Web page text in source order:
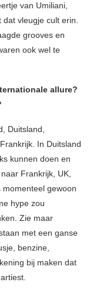
van Umiliani,
dat vleugje cult erin.
grooves en
ook wel te
allure?
Duitsland,
In Duitsland
kunnen doen en
Frankrijk, UK,
gewoon
hype zou
Zie maar
met een ganse
benzine,
bij maken dat